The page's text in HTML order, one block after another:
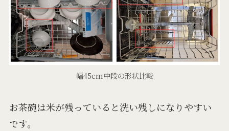
幅45cm中段の形状比較
お茶碗は米が残っていると洗い残しになりやすい
です。